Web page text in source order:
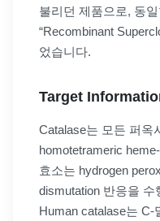
불리던 제품으로, 동
“Recombinant
었습니다.
Target
Catalase는 모든 퍼옥
homotetrameric
효소는 hydrogen
dismutation 반응을 수
Human catalase는 C-